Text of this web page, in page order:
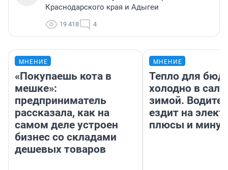
Краснодарского края и Адыгеи
19 418 4
МНЕНИЕ
«Покупаешь кота в
мешке»:
предприниматель
рассказала, как на
самом деле устроен
бизнес со складами
дешевых товаров
МНЕНИЕ
Тепло для
холодно в
зимой.
ездит на
плюсы и